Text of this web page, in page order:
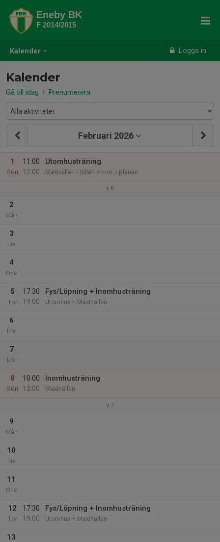
Kalender Logga in
Eneby BK
F 2014/2015
Kalender
Gå till idag | Prenumerera
Februari 2026
1
Sön
11:00
12:00
Utomhusträning
Maxivallen - Sillen 7 mot 7 planen
v.6
2
Mån
3
Tis
4
Ons
5
Tor
17:30
19:00
Fys/Löpning + Inomhusträning
Utomhus + Maxihallen
6
Fre
7
Lör
8
Sön
10:00
12:00
Inomhusträning
Maxihallen
v.7
9
Mån
10
Tis
11
Ons
12
Tor
17:30
19:00
Fys/Löpning + Inomhusträning
Utomhus + Maxihallen
13